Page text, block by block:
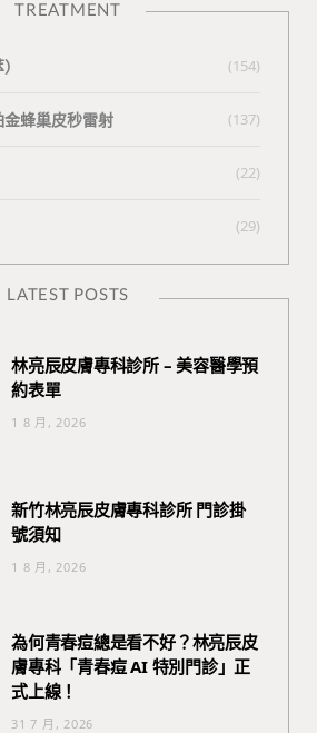
TREATMENT
(154)
蜂巢皮秒雷射 (137)
(22)
(29)
LATEST POSTS
林亮辰皮膚專科診所 – 美容醫學預
約表單
1 8 月, 2026
新竹林亮辰皮膚專科診所 門診掛
號須知
1 8 月, 2026
為何青春痘總是看不好？林亮辰皮
膚專科「青春痘 AI 特別門診」正
式上線！
31 7 月, 2026